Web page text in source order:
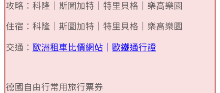
攻略：科隆｜斯圖加特｜特里貝格｜樂高樂園
住宿：科隆｜斯圖加特｜特里貝格｜樂高樂園
交通： 歐洲租車比價網站 歐鐵通行證
德國自由行常用旅行票券